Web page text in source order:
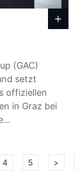
(GAC)
setzt
offiziellen
in Graz bei
4 5 >